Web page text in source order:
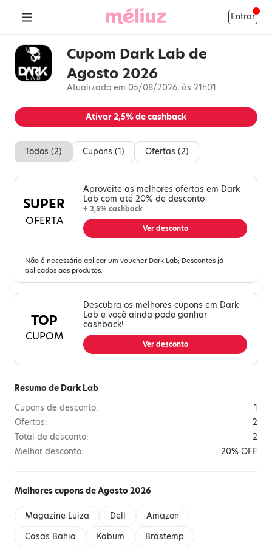
Entrar
Cupom Dark Lab de
Agosto 2026
Atualizado em 05/08/2026, às 21h01
Ativar2,5%de cashback
Todos (2) Cupons (1) Ofertas (2)
SUPER
OFERTA
Aproveite as melhores ofertas em Dark
Lab com até 20% de desconto
+ 2,5% cashback
Ver desconto
Não é necessário aplicar um voucher Dark Lab; Descontos já
aplicados aos produtos.
TOP
CUPOM
Descubra os melhores cupons em Dark
Lab e você ainda pode ganhar
cashback!
Ver desconto
Resumo de Dark Lab
Cupons de desconto:
1
Ofertas:
2
Total de desconto:
2
Melhor desconto:
20% OFF
Melhores cupons de Agosto 2026
Magazine Luiza Dell
Amazon
Casas Bahia
Kabum Brastemp